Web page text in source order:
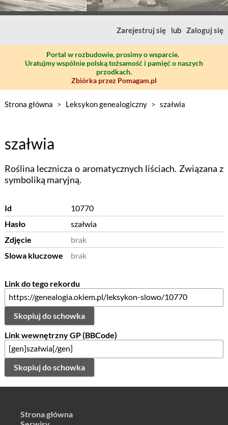
Zarejestruj się lub Zaloguj się
Portal w rozbudowie, prosimy o wsparcie.
Uratujmy wspólnie polską tożsamość i pamięć o naszych
przodkach.
Zbiórka przez Pomagam.pl
Strona główna > Leksykon genealogiczny > szałwia
szałwia
Roślina lecznicza o aromatycznych liściach. Związana z
symboliką maryjną.
Id
10770
Hasło
szałwia
Zdjęcie
brak
Slowa kluczowe
brak
Link do tego rekordu
Skopiuj do schowka
Link wewnętrzny GP (BBCode)
Skopiuj do schowka
Strona główna